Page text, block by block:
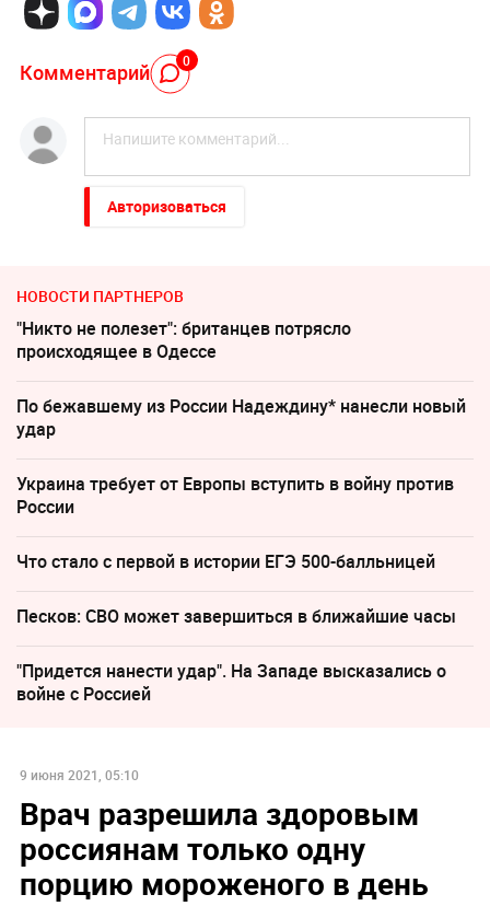
Комментарий 0
Авторизоваться
НОВОСТИ ПАРТНЕРОВ
"Никто не полезет": британцев потрясло
происходящее в Одессе
По бежавшему из России Надеждину* нанесли новый
удар
Украина требует от Европы вступить в войну против
России
Что стало с первой в истории ЕГЭ 500-балльницей
Песков: СВО может завершиться в ближайшие часы
"Придется нанести удар". На Западе высказались о
войне с Россией
9 июня 2021, 05:10
Врач разрешила здоровым
россиянам только одну
порцию мороженого в день